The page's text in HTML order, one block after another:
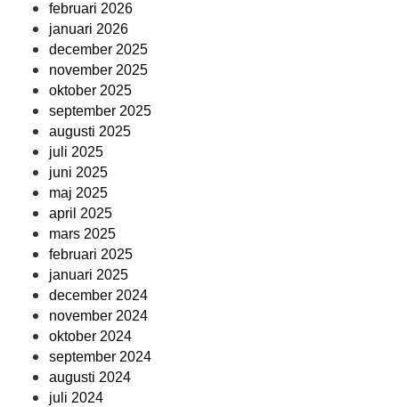
februari 2026
januari 2026
december 2025
november 2025
oktober 2025
september 2025
augusti 2025
juli 2025
juni 2025
maj 2025
april 2025
mars 2025
februari 2025
januari 2025
december 2024
november 2024
oktober 2024
september 2024
augusti 2024
juli 2024